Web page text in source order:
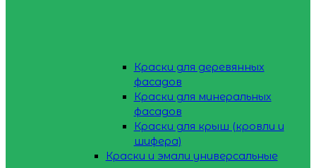
Краски для деревянных
фасадов
Краски для минеральных
фасадов
Краски для крыш (кровли и
шифера)
Краски и эмали универсальные